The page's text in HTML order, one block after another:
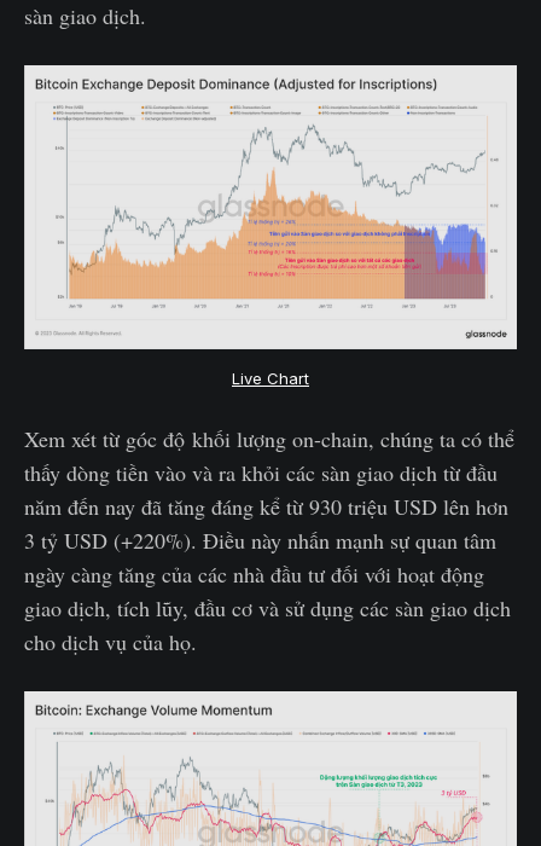
sàn giao dịch.
Live Chart
Xem xét từ góc độ khối lượng on-chain, chúng ta có thể
thấy dòng tiền vào và ra khỏi các sàn giao dịch từ đầu
năm đến nay đã tăng đáng kể từ 930 triệu USD lên hơn
3 tỷ USD (+220%). Điều này nhấn mạnh sự quan tâm
ngày càng tăng của các nhà đầu tư đối với hoạt động
giao dịch, tích lũy, đầu cơ và sử dụng các sàn giao dịch
cho dịch vụ của họ.